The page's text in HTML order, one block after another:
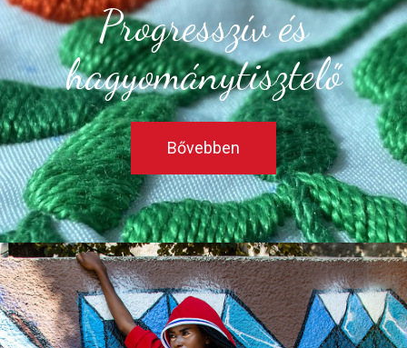
Progresszív és
hagyománytisztelő
Bővebben